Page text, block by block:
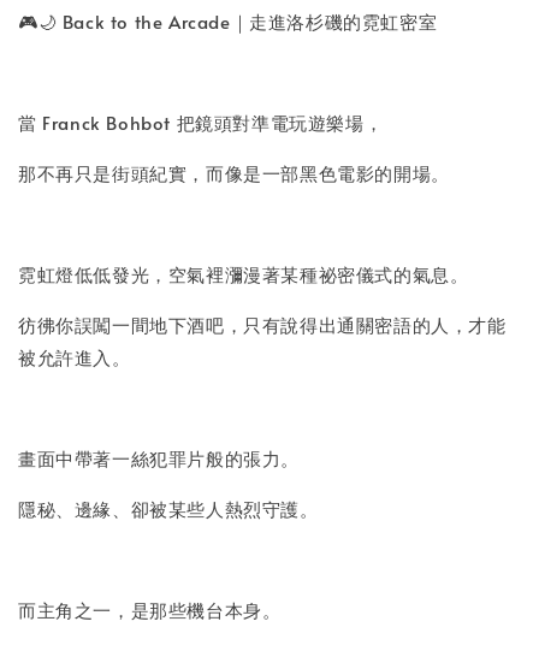
NT$ 50
- +
加入購物車
🎮🌙 Back to the Arcade｜走進洛杉磯的霓虹密室
當 Franck Bohbot 把鏡頭對準電玩遊樂場，
那不再只是街頭紀實，而像是一部黑色電影的開場。
霓虹燈低低發光，空氣裡瀰漫著某種祕密儀式的氣息。
彷彿你誤闖一間地下酒吧，只有說得出通關密語的人，才能
被允許進入。
畫面中帶著一絲犯罪片般的張力。
隱秘、邊緣、卻被某些人熱烈守護。
而主角之一，是那些機台本身。